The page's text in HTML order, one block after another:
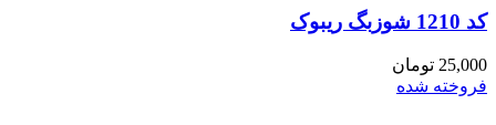
کد 1210 شوزبگ ریبوک
25,000 تومان
فروخته شده